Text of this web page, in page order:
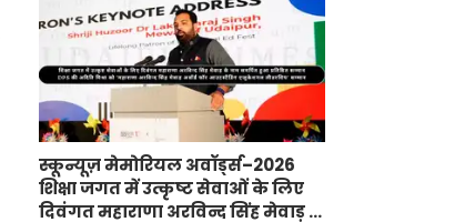
स्कून्यूज़ मेमोरियल अवॉर्ड्स–2026
शिक्षा जगत में उत्कृष्ट सेवाओं के लिए
दिवंगत महाराणा अरविन्द सिंह मेवाड़ के